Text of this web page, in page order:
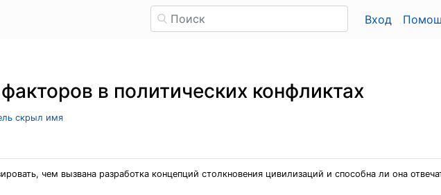
Вход
в политических конфликтах
скрыл имя
чем вызвана разработка концепций столкновения цивилизаций и способна ли она